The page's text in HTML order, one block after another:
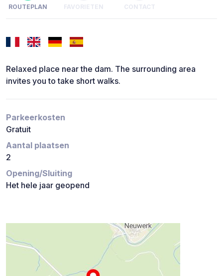
ROUTEPLAN FAVORIETEN CONTACT
Relaxed place near the dam. The surrounding area
invites you to take short walks.
Parkeerkosten
Gratuit
Aantal plaatsen
2
Opening/Sluiting
Het hele jaar geopend